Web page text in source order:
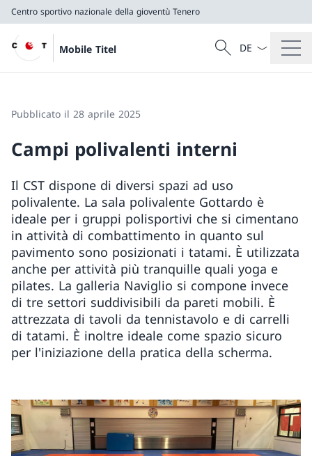
Centro sportivo nazionale della gioventù Tenero
Mobile Titel
Cercare
Ricerca
Dal menu a
Pubblicato il 28 aprile 2025
Campi polivalenti interni
Il CST dispone di diversi spazi ad uso
polivalente. La sala polivalente Gottardo è
ideale per i gruppi polisportivi che si cimentano
in attività di combattimento in quanto sul
pavimento sono posizionati i tatami. È utilizzata
anche per attività più tranquille quali yoga e
pilates. La galleria Naviglio si compone invece
di tre settori suddivisibili da pareti mobili. È
attrezzata di tavoli da tennistavolo e di carrelli
di tatami. È inoltre ideale come spazio sicuro
per l'iniziazione della pratica della scherma.